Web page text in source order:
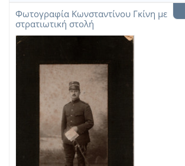
Φωτογραφία Κωνσταντίνου Γκίνη με
στρατιωτική στολή